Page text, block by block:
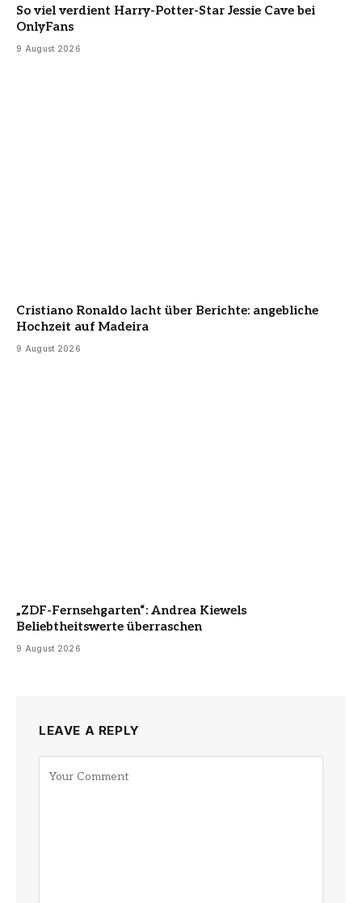
So viel verdient Harry-Potter-Star Jessie Cave bei
OnlyFans
9 August 2026
Cristiano Ronaldo lacht über Berichte: angebliche
Hochzeit auf Madeira
9 August 2026
„ZDF-Fernsehgarten“: Andrea Kiewels
Beliebtheitswerte überraschen
9 August 2026
LEAVE A REPLY